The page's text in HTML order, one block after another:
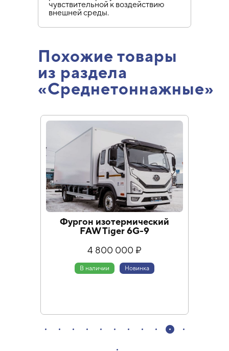
чувствительной к воздействию
внешней среды.
Похожие товары
из раздела
«Среднетоннажные»
Фургон изотермический
FAW Tiger 6G-9
4 800 000 ₽
В наличии Новинка